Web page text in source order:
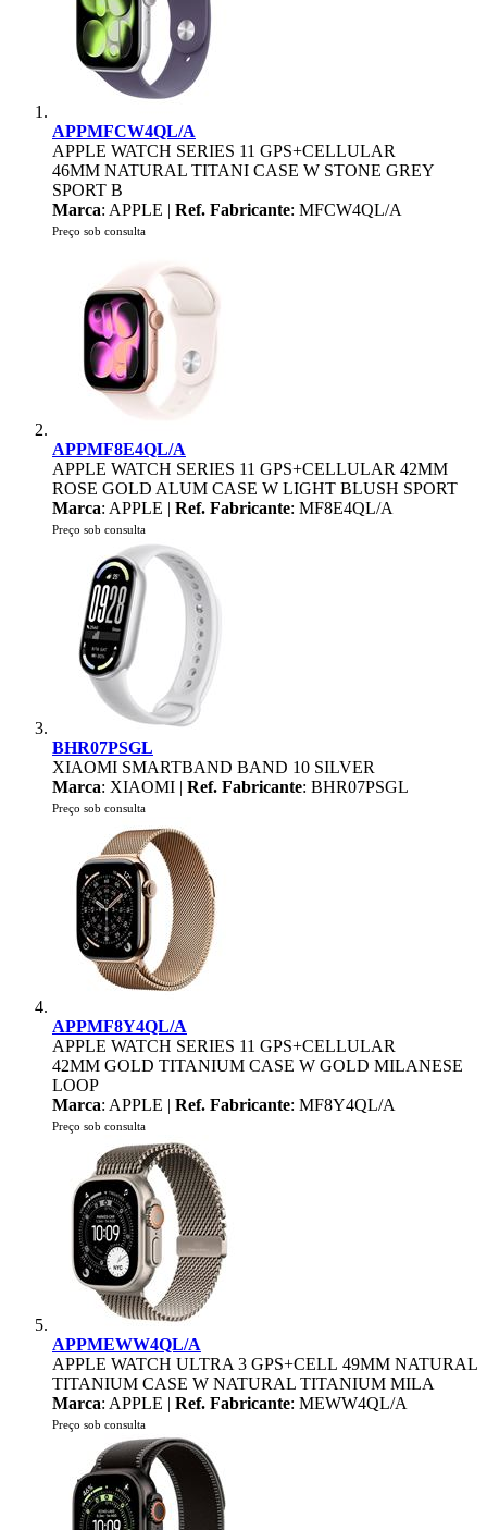
APPMFCW4QL/A
APPLE WATCH SERIES 11 GPS+CELLULAR
46MM NATURAL TITANI CASE W STONE GREY
SPORT B
Marca: APPLE | Ref. Fabricante: MFCW4QL/A
Preço sob consulta
APPMF8E4QL/A
APPLE WATCH SERIES 11 GPS+CELLULAR 42MM
ROSE GOLD ALUM CASE W LIGHT BLUSH SPORT
Marca: APPLE | Ref. Fabricante: MF8E4QL/A
Preço sob consulta
BHR07PSGL
XIAOMI SMARTBAND BAND 10 SILVER
Marca: XIAOMI | Ref. Fabricante: BHR07PSGL
Preço sob consulta
APPMF8Y4QL/A
APPLE WATCH SERIES 11 GPS+CELLULAR
42MM GOLD TITANIUM CASE W GOLD MILANESE
LOOP
Marca: APPLE | Ref. Fabricante: MF8Y4QL/A
Preço sob consulta
APPMEWW4QL/A
APPLE WATCH ULTRA 3 GPS+CELL 49MM NATURAL
TITANIUM CASE W NATURAL TITANIUM MILA
Marca: APPLE | Ref. Fabricante: MEWW4QL/A
Preço sob consulta